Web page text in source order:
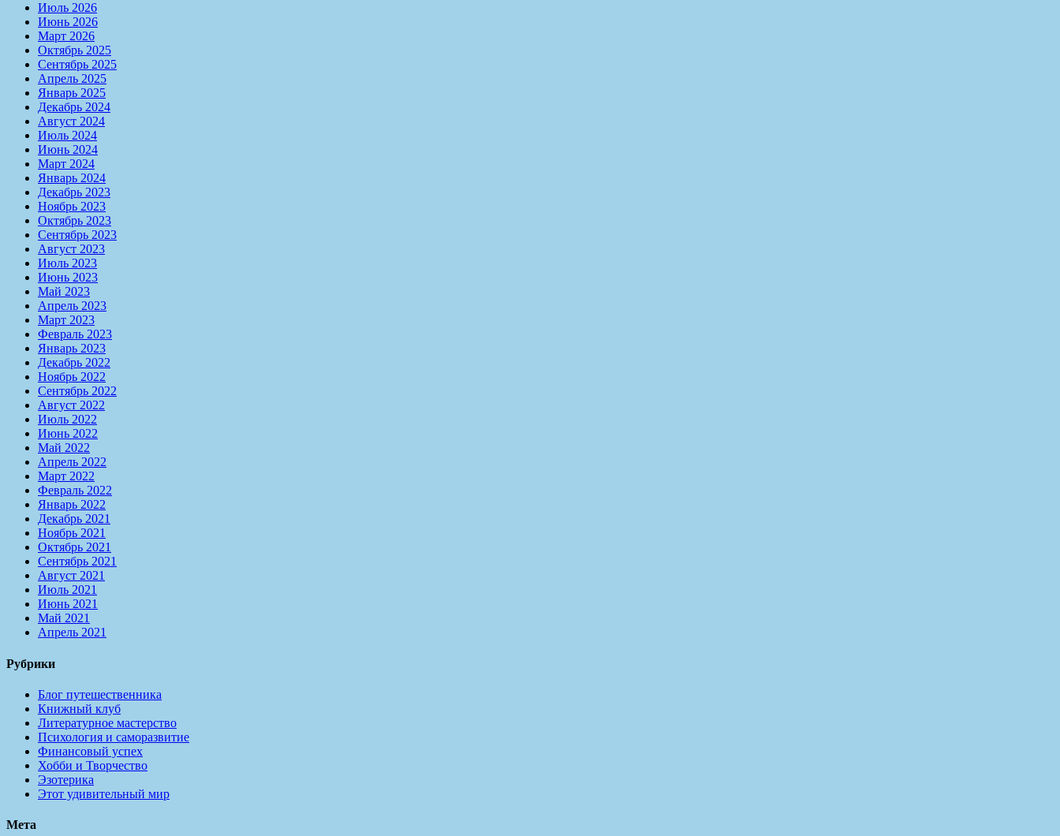
Июль 2026
Июнь 2026
Март 2026
Октябрь 2025
Сентябрь 2025
Апрель 2025
Январь 2025
Декабрь 2024
Август 2024
Июль 2024
Июнь 2024
Март 2024
Январь 2024
Декабрь 2023
Ноябрь 2023
Октябрь 2023
Сентябрь 2023
Август 2023
Июль 2023
Июнь 2023
Май 2023
Апрель 2023
Март 2023
Февраль 2023
Январь 2023
Декабрь 2022
Ноябрь 2022
Сентябрь 2022
Август 2022
Июль 2022
Июнь 2022
Май 2022
Апрель 2022
Март 2022
Февраль 2022
Январь 2022
Декабрь 2021
Ноябрь 2021
Октябрь 2021
Сентябрь 2021
Август 2021
Июль 2021
Июнь 2021
Май 2021
Апрель 2021
Рубрики
Блог путешественника
Книжный клуб
Литературное мастерство
Психология и саморазвитие
Финансовый успех
Хобби и Творчество
Эзотерика
Этот удивительный мир
Мета